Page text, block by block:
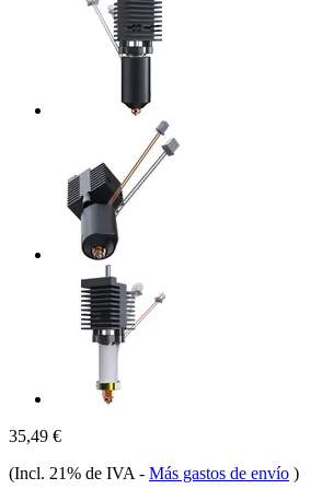
35,49 €
(Incl. 21% de IVA - Más gastos de envío )